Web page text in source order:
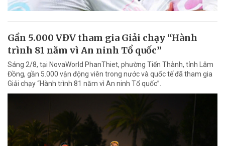
Gần 5.000 VĐV tham gia Giải chạy “Hành
trình 81 năm vì An ninh Tổ quốc”
Sáng 2/8, tại NovaWorld PhanThiet, phường Tiến Thành, tỉnh Lâm
Đồng, gần 5.000 vận động viên trong nước và quốc tế đã tham gia
Giải chạy “Hành trình 81 năm vì An ninh Tổ quốc”.